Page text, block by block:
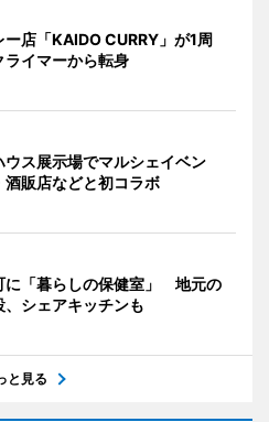
店「KAIDO CURRY」が1周
イマーから転身
ウス展示場でマルシェイベン
販店などと初コラボ
に「暮らしの保健室」 地元の
、シェアキッチンも
と見る